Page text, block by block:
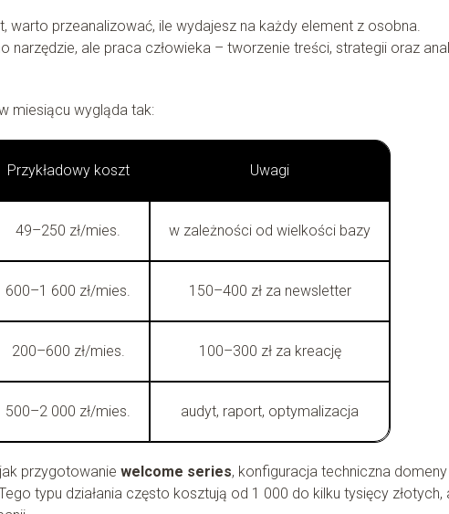
warto przeanalizować, ile wydajesz na każdy element z osobna.
narzędzie, ale praca człowieka – tworzenie treści, strategii oraz
miesiącu wygląda tak:
Przykładowy koszt Uwagi
49–250 zł/mies. w zależności od wielkości bazy
600–1 600 zł/mies. 150–400 zł za newsletter
200–600 zł/mies. 100–300 zł za kreację
500–2 000 zł/mies. audyt, raport, optymalizacja
przygotowanie welcome series, konfiguracja techniczna
typu działania często kosztują od 1 000 do kilku tysięcy złotych,